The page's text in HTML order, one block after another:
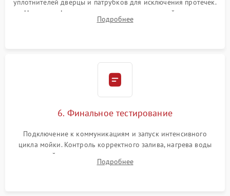
уплотнителей дверцы и патрубков для исключения протечек.
Надежная фиксация хомутов гидравлической системы,
сборка корпуса и установка датчика поплавка.
Подробнее
6. Финальное тестирование
Подключение к коммуникациям и запуск интенсивного
цикла мойки. Контроль корректного залива, нагрева воды
до нужной температуры, отсутствия посторонних шумов,
штатного слива и абсолютной сухости в поддоне.
Подробнее